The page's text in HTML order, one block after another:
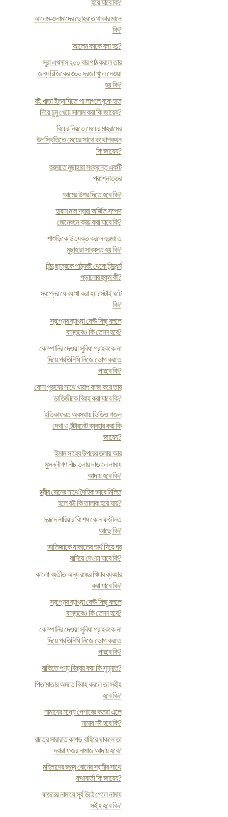
হয়ে যাবে কি?
আলেম-ওলামাদের ছোহবতে থাকার মানে
কি?
আলেম কাকে বলা হয়?
সূরা এখলাস ২০০ বার পাঠ করলে তার
জন্য রিজিকের ৩০০ দরজা খুলে দেওয়া
হয় কি?
ব‌ই খাতা ইত্যাদিতে পা লাগলে বুকে হাত
দিয়ে চুমু খেয়ে সালাম করা কি জায়েয?
বিয়ের নিয়তে মেয়ের মাহরামের
উপস্থিতিতে মেয়ের সাথে কথোপকথন
কি জায়েয?
হুরমাতে মুছাহারা সংক্রান্ত একটি
প্রশ্নোত্তর
আমের উশর দিতে হবে কি?
হারাম মাল দ্বারা অর্জিত সম্পদ
জেনেশুনে ক্রয় করা যাবে কি?
শাশুড়িকে উত্যক্ত করলে হুরমাতে
মুছাহারা সাব্যস্ত হয় কি?
হিন্দু ছাত্রকে পাঠ্যবই থেকে হিন্দুধর্ম
পড়ানোর হুকুম কী?
স্বপ্নের যে ব্যাখা করা হয় সেটাই ঘটে
কি?
স্বপ্নের ব্যাখ্যা কেউ কিছু বললে
বাস্তবেও কি তেমন হবে?
কোম্পানির দেওয়া সুবিধা গ্রাহককে না
দিয়ে প্রতিনিধি নিজে ভোগ করতে
পারবে কি?
কোন পুরুষের সাথে খারাপ কাজ করে তার
ভাতিজীকে বিবাহ করা যাবে কি?
ইতিকাফরত অবস্থায় ভিডিও গজল
দেখা ও ইন্টারনেট ব্যবহার করা কি
জায়েয?
ইমাম সাহেব উপরের তলায় আর
মুসল্লীগণ নীচ তলায় দাড়ালে নামায
আদায় হবে কি?
স্ত্রীর বোনের সাথে দৈহিক ভাবে মিলিত
হলে বউ কি তালাক হয়ে যায়?
দুরূদে নারিয়ার বিশেষ কোন ফজীলত
আছে কি?
ভাতিজাকে যাকাতের অর্থ দিয়ে ঘর
বানিয়ে দেওয়া যাবে কি?
কালো ব্যতীত অন্য রঙের খিযাব ব্যবহার
করা যাবে কি?
স্বপ্নের ব্যাখ্যা কেউ কিছু বললে
বাস্তবেও কি তেমন হবে?
কোম্পানির দেওয়া সুবিধা গ্রাহককে না
দিয়ে প্রতিনিধি নিজে ভোগ করতে
পারবে কি?
বাকিতে পণ্য বিক্রয় করা কি সুন্নাত?
পিতামাতার অমতে বিবাহ করলে তা সহীহ
হবে কি?
নামাযের মধ্যে পেশাবের কতরা এলে
নামায নষ্ট হবে কি?
রাত্রে সারারাত কাপড় বাহিরে থাকলে তা
দ্বারা ফজর নামাজ আদায় হবে?
মহিলাদের জন্য বোনের স্বামীর সাথে
কথাবার্তা কি জায়েয?
ফজরের নামাযে সূর্য উঠে গেলে নামায
সহীহ হবে কি?